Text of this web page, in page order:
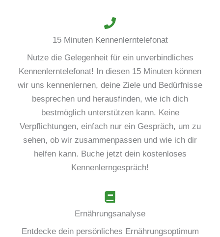
15 Minuten Kennenlerntelefonat
Nutze die Gelegenheit für ein unverbindliches
Kennenlerntelefonat! In diesen 15 Minuten können
wir uns kennenlernen, deine Ziele und Bedürfnisse
besprechen und herausfinden, wie ich dich
bestmöglich unterstützen kann. Keine
Verpflichtungen, einfach nur ein Gespräch, um zu
sehen, ob wir zusammenpassen und wie ich dir
helfen kann. Buche jetzt dein kostenloses
Kennenlerngespräch!
Ernährungsanalyse
Entdecke dein persönliches Ernährungsoptimum